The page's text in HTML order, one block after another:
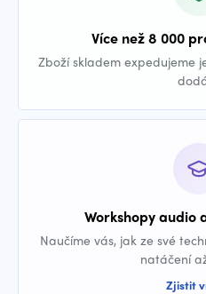
Více než 8 000
Zboží skladem expedujeme
Workshopy audio
Naučíme vás, jak ze své
natáčení
Zjistit